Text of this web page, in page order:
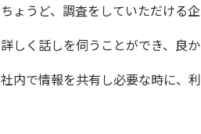
ちょうど、調査をしていただける
詳しく話しを伺うことができ、良か
社内で情報を共有し必要な時に、